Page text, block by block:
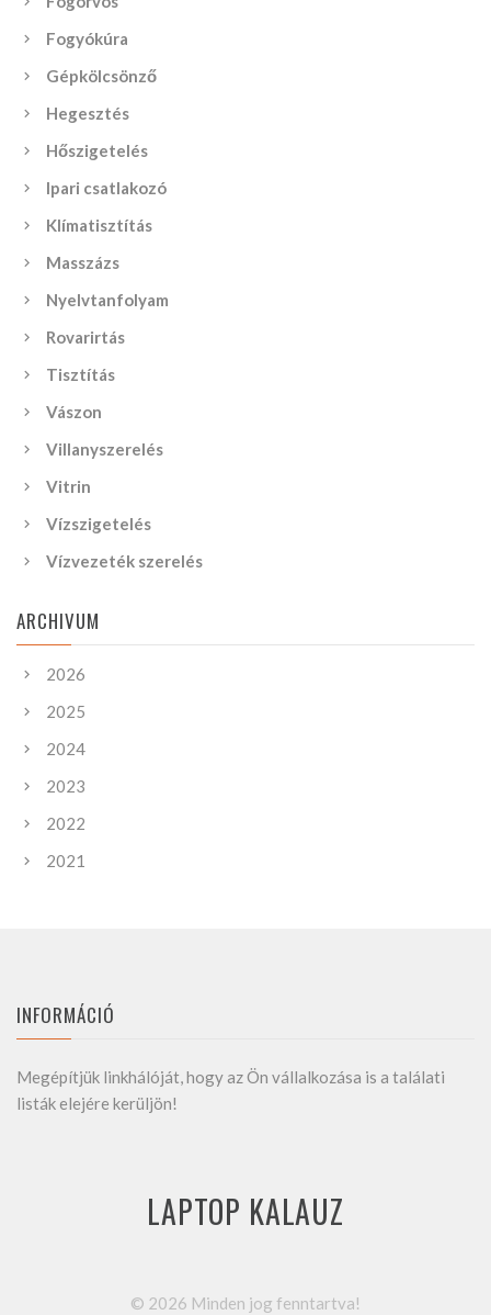
Fogyókúra
Gépkölcsönző
Hegesztés
Hőszigetelés
Ipari csatlakozó
Klímatisztítás
Masszázs
Nyelvtanfolyam
Rovarirtás
Tisztítás
Vászon
Villanyszerelés
Vitrin
Vízszigetelés
Vízvezeték szerelés
ARCHIVUM
2026
2025
2024
2023
2022
2021
INFORMÁCIÓ
Megépítjük linkhálóját, hogy az Ön vállalkozása is a találati
listák elejére kerüljön!
LAPTOP KALAUZ
© 2026 Minden jog fenntartva!